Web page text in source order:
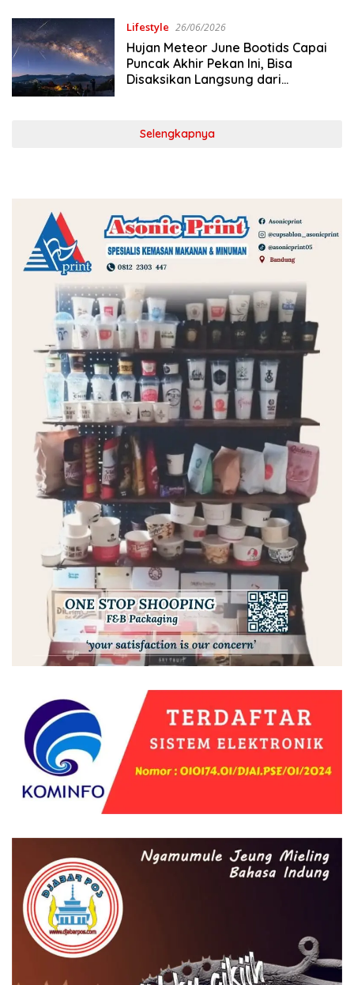
Lifestyle 26/06/2026
Hujan Meteor June Bootids Capai
Puncak Akhir Pekan Ini, Bisa
Disaksikan Langsung dari
Selengkapnya